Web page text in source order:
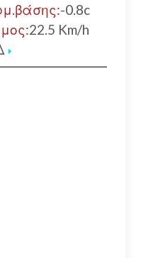
-0.8c
22.5 Km/h